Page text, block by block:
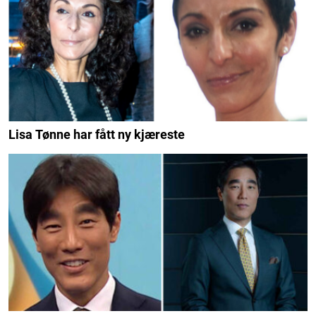
Lisa Tønne har fått ny kjæreste